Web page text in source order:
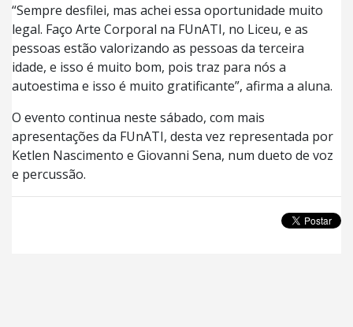
“Sempre desfilei, mas achei essa oportunidade muito
legal. Faço Arte Corporal na FUnATI, no Liceu, e as
pessoas estão valorizando as pessoas da terceira
idade, e isso é muito bom, pois traz para nós a
autoestima e isso é muito gratificante”, afirma a aluna.
O evento continua neste sábado, com mais
apresentações da FUnATI, desta vez representada por
Ketlen Nascimento e Giovanni Sena, num dueto de voz
e percussão.